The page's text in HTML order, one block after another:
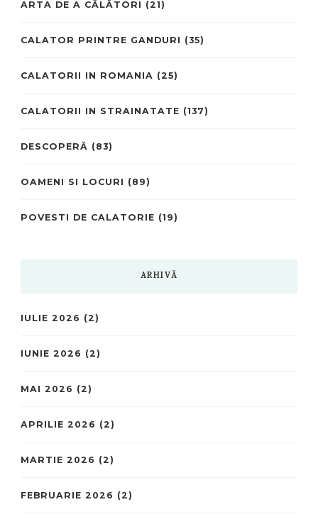
ARTA DE A CĂLĂTORI (21)
CALATOR PRINTRE GANDURI (35)
CALATORII IN ROMANIA (25)
CALATORII IN STRAINATATE (137)
DESCOPERĂ (83)
OAMENI SI LOCURI (89)
POVESTI DE CALATORIE (19)
ARHIVĂ
IULIE 2026 (2)
IUNIE 2026 (2)
MAI 2026 (2)
APRILIE 2026 (2)
MARTIE 2026 (2)
FEBRUARIE 2026 (2)